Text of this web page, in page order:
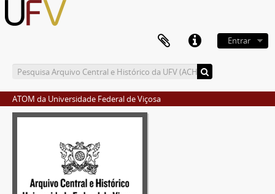
Entrar
ATOM da Universidade Federal de Viçosa